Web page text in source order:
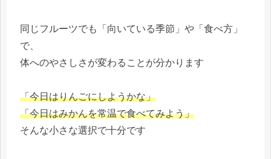
同じフルーツでも「向いている季節」や「食べ方」
で、
体へのやさしさが変わることが分かります
「今日はりんごにしようかな」
「今日はみかんを常温で食べてみよう」
そんな小さな選択で十分です